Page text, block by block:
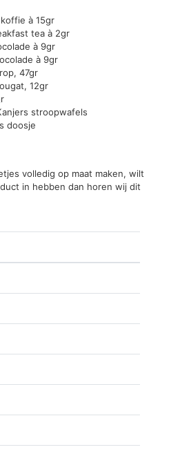
à 15gr
tea à 2gr
à 9gr
à 9gr
47gr
12gr
stroopwafels
doosje
volledig op maat maken, wilt
in hebben dan horen wij dit